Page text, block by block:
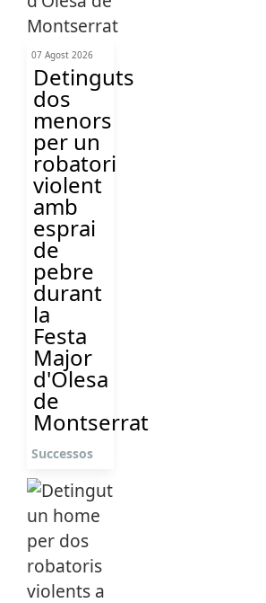
07 Agost 2026
Detinguts
dos
menors
per un
robatori
violent
amb
esprai
de
pebre
durant
la
Festa
Major
d'Olesa
de
Montserrat
Successos